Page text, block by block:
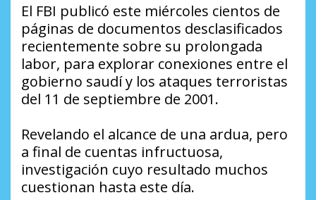
El FBI publicó este miércoles cientos de
páginas de documentos desclasificados
recientemente sobre su prolongada
labor, para explorar conexiones entre el
gobierno saudí y los ataques terroristas
del 11 de septiembre de 2001.
Revelando el alcance de una ardua, pero
a final de cuentas infructuosa,
investigación cuyo resultado muchos
cuestionan hasta este día.